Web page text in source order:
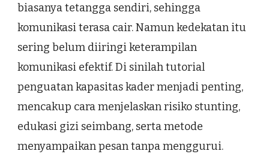
biasanya tetangga sendiri, sehingga
komunikasi terasa cair. Namun kedekatan itu
sering belum diiringi keterampilan
komunikasi efektif. Di sinilah tutorial
penguatan kapasitas kader menjadi penting,
mencakup cara menjelaskan risiko stunting,
edukasi gizi seimbang, serta metode
menyampaikan pesan tanpa menggurui.